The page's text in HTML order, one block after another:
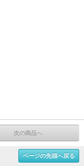
次の商品へ
ページの先頭へ戻る